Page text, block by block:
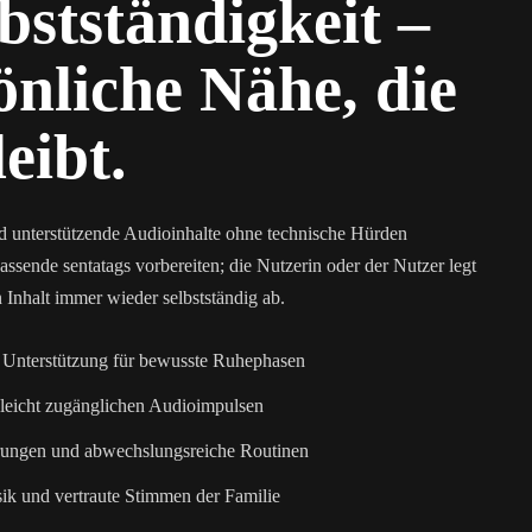
–
Nähe, die
unterstützende Audioinhalte ohne technische Hürden
sentatags vorbereiten; die Nutzerin oder der Nutzer legt
immer wieder selbstständig ab.
für bewusste Ruhephasen
zugänglichen Audioimpulsen
und abwechslungsreiche Routinen
und vertraute Stimmen der Familie